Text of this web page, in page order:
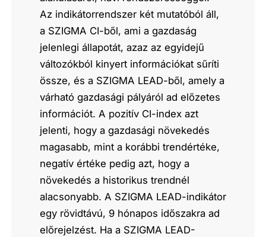
Az indikátorrendszer két mutatóból áll,
a SZIGMA CI-ből, ami a gazdaság
jelenlegi állapotát, azaz az egyidejű
változókból kinyert információkat sűríti
össze, és a SZIGMA LEAD-ből, amely a
várható gazdasági pályáról ad előzetes
információt. A pozitív CI-index azt
jelenti, hogy a gazdasági növekedés
magasabb, mint a korábbi trendértéke,
negatív értéke pedig azt, hogy a
növekedés a historikus trendnél
alacsonyabb. A SZIGMA LEAD-indikátor
egy rövidtávú, 9 hónapos időszakra ad
előrejelzést. Ha a SZIGMA LEAD-